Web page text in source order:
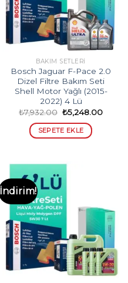
BAKIM SETLERI
Bosch Jaguar F-Pace 2.0
Dizel Filtre Bakım Seti
Shell Motor Yağlı (2015-
2022) 4 Lü
₺7,932.00 Orijinal
fiyat:
₺7,932.00.
₺5,248.00Şu
SEPETE EKLE
İndirim!